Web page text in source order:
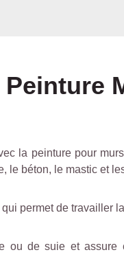
la peinture pour
le béton, le mastic et
permet de travailler
ou de suie et assure